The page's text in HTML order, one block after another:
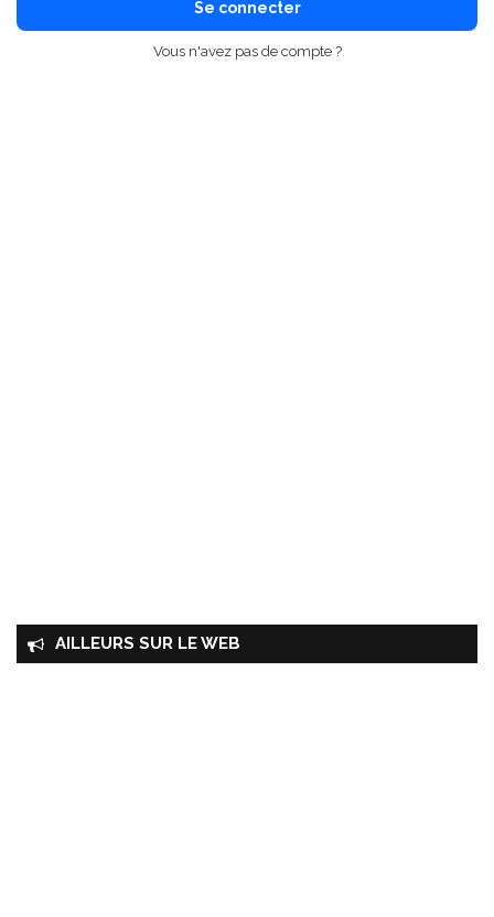
Se connecter
Vous n'avez pas de compte ?
AILLEURS SUR LE WEB